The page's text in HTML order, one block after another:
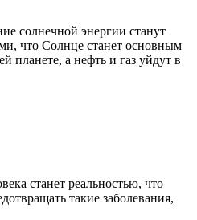
солнечной энергии станут
что Солнце станет основным
планете, а нефть и газ уйдут в
станет реальностью, что
такие заболевания,